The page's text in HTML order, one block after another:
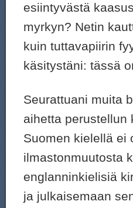
esiintyvästä
myrkyn? Netin
kuin tuttavapiirin
käsitystäni: tässä
Seurattuani muita
aihetta perustellun
Suomen kielellä ei
ilmastonmuutosta
englanninkielisiä
ja julkaisemaan